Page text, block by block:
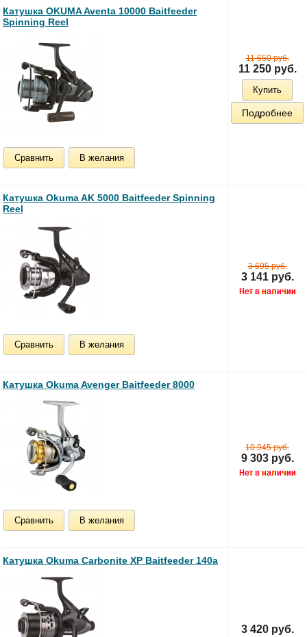
Катушка OKUMA Aventa 10000 Baitfeeder
Spinning Reel
Сравнить В желания
11 650 руб.
11 250 руб.
Купить
Подробнее
Катушка Okuma AK 5000 Baitfeeder Spinning
Reel
Сравнить В желания
3 695 руб.
3 141 руб.
Катушка Okuma Avenger Baitfeeder 8000
Сравнить В желания
10 945 руб.
9 303 руб.
Катушка Okuma Carbonite XP Baitfeeder 140a
3 420 руб.